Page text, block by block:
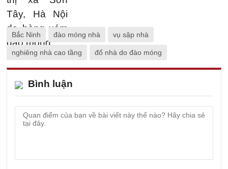
Bắc Ninh đào móng nhà vụ sập nhà
nghiêng nhà cao tầng đổ nhà do đào móng
Bình luận